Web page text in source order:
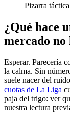
Pizarra
¿Qué hace
mercado no
Esperar. Parecería
la calma. Sin
suele nacer del
cuotas de La Liga
paja del trigo: ver
nuestra lectura